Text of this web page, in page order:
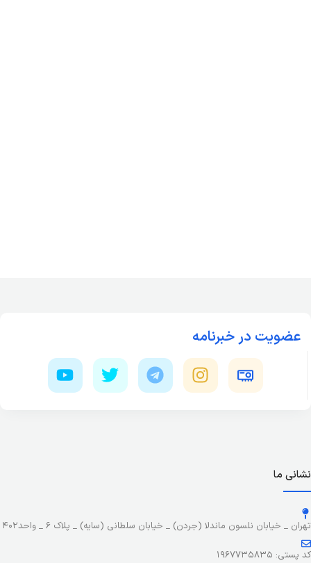
عضویت در خبرنامه
نشانی ما
تهران _ خیابان نلسون ماندلا (جردن) _ خیابان سلطانی (سایه) _ پلاک ۶ _ واحد۴۰۲
کد پستی: ۱۹۶۷۷۳۵۸۳۵